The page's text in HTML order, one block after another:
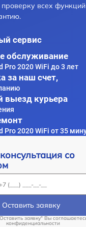
всех
сервис
обслуживание
Pro 2020 WiFi до 3 лет
за наш счет,
выезд курьера
Pro 2020 WiFi от 35
со
Оставить заявку
заявку" Вы
конфиденциальности